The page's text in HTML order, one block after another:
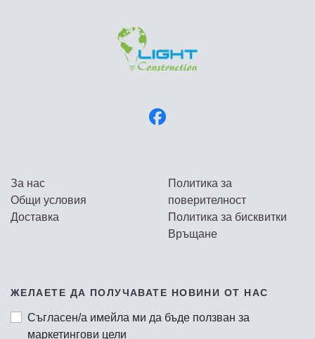
За нас
Общи условия
Доставка
Политика за
поверителност
Политика за бисквитки
Връщане
ЖЕЛАЕТЕ ДА ПОЛУЧАВАТЕ НОВИНИ ОТ НАС
Съгласен/а имейла ми да бъде ползван за
маркетингови цели